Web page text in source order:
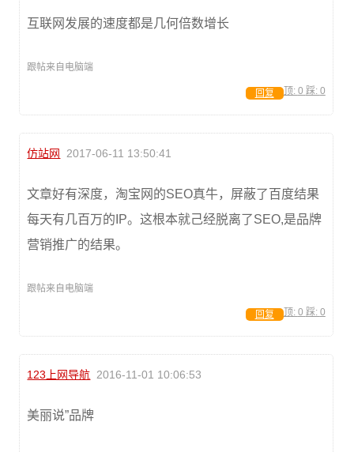
互联网发展的速度都是几何倍数增长
跟帖来自电脑端
顶: 0 踩: 0
回复
仿站网 2017-06-11 13:50:41
文章好有深度，淘宝网的SEO真牛，屏蔽了百度结果
每天有几百万的IP。这根本就己经脱离了SEO,是品牌
营销推广的结果。
跟帖来自电脑端
顶: 0 踩: 0
回复
123上网导航 2016-11-01 10:06:53
美丽说”品牌